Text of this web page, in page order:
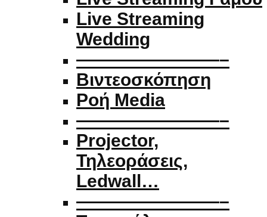
Live Streaming
Wedding
————————–
Βιντεοσκόπηση
Ροή Media
————————–
Projector,
Τηλεοράσεις,
Ledwall…
————————–